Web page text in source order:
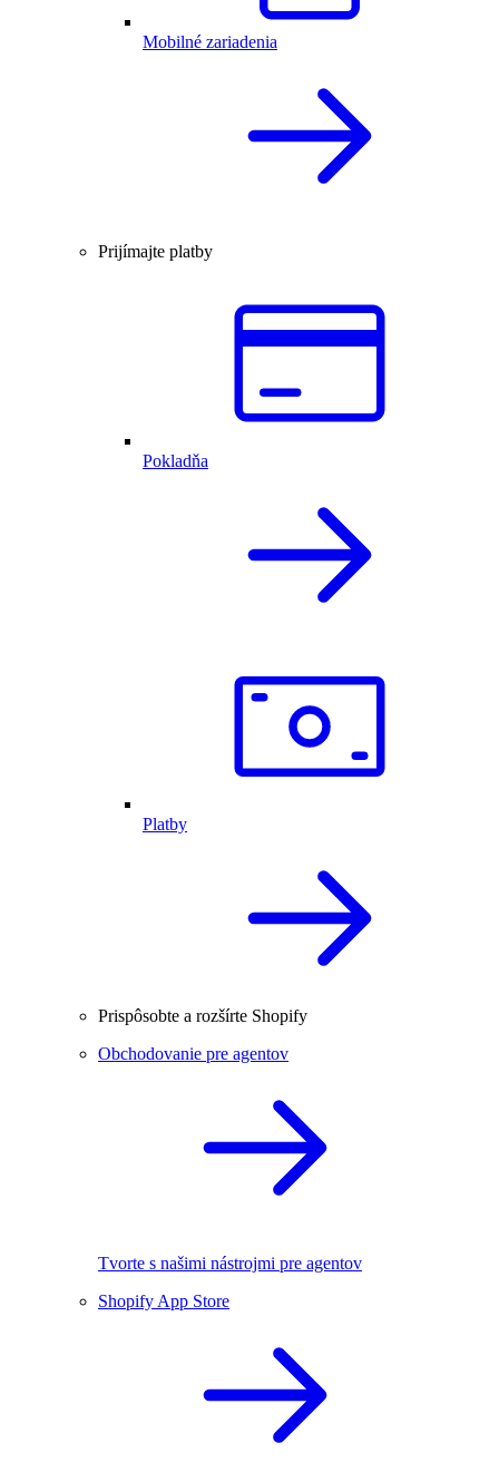
Mobilné zariadenia
Prijímajte platby
Pokladňa
Platby
Prispôsobte a rozšírte Shopify
Obchodovanie pre agentov
Tvorte s našimi nástrojmi pre agentov
Shopify App Store